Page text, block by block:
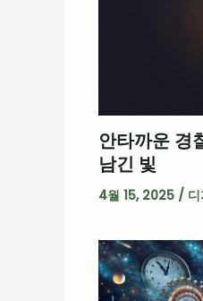
안타까운 경
남긴 빛
4월 15, 2025 /